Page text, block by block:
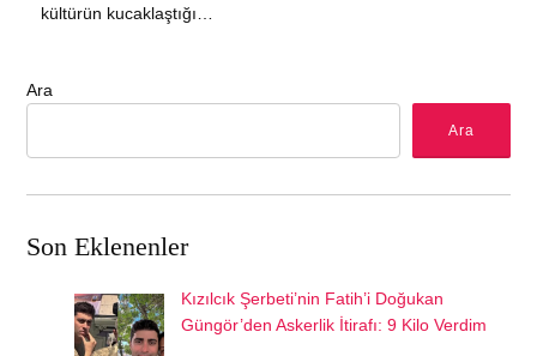
kültürün kucaklaştığı…
Ara
Ara
Son Eklenenler
Kızılcık Şerbeti’nin Fatih’i Doğukan
Güngör’den Askerlik İtirafı: 9 Kilo Verdim